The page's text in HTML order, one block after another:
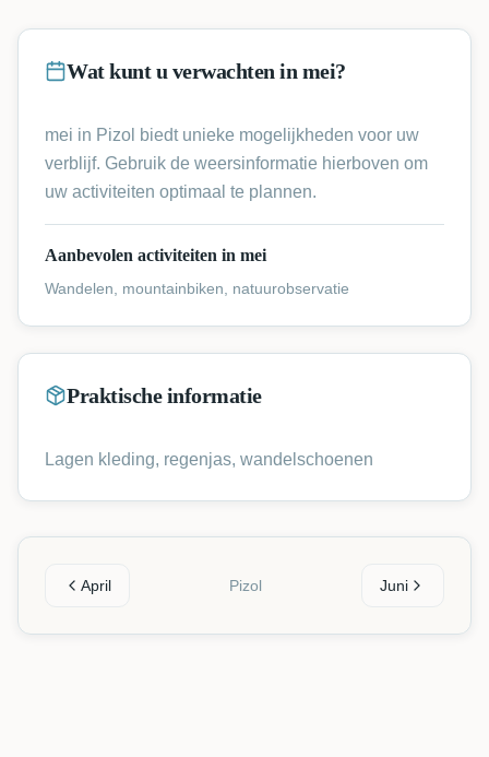
Wat kunt u verwachten in mei?
mei in Pizol biedt unieke mogelijkheden voor uw
verblijf. Gebruik de weersinformatie hierboven om
uw activiteiten optimaal te plannen.
Aanbevolen activiteiten in mei
Wandelen, mountainbiken, natuurobservatie
Praktische informatie
Lagen kleding, regenjas, wandelschoenen
April Pizol Juni